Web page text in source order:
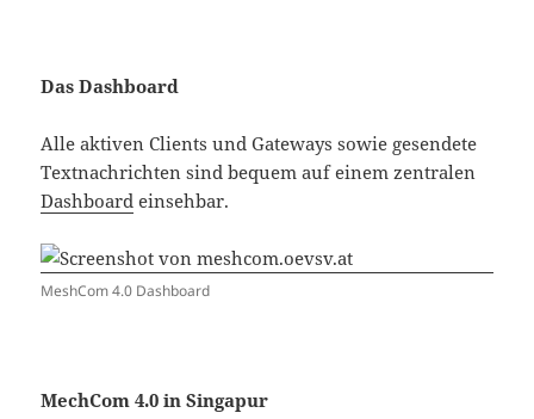
Das Dashboard
Alle aktiven Clients und Gateways sowie gesendete
Textnachrichten sind bequem auf einem zentralen
Dashboard einsehbar.
MeshCom 4.0 Dashboard
MechCom 4.0 in Singapur